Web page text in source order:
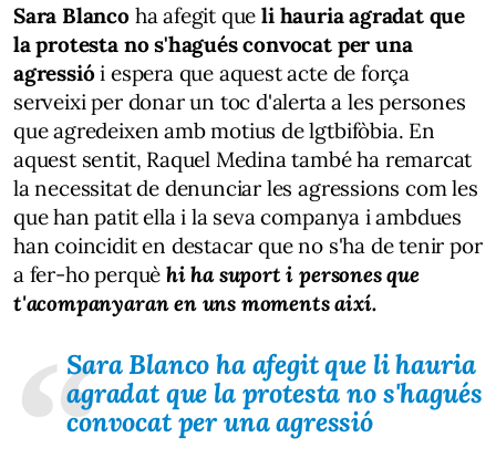
Sara Blancoha afegit queli hauria agradat que
la protesta no s'hagués convocat per una
agressiói espera que aquest acte de força
serveixi per donar un toc d'alerta a les persones
que agredeixen amb motius de lgtbifòbia. En
aquest sentit, Raquel Medina també ha remarcat
la necessitat de denunciar les agressions com les
que han patit ella i la seva companya i ambdues
han coincidit en destacar que no s'ha de tenir por
a fer-ho perquè hi ha suport i persones que
t'acompanyaran en uns moments així.
Sara Blanco ha afegit que li hauria
agradat que la protesta no s'hagués
convocat per una agressió